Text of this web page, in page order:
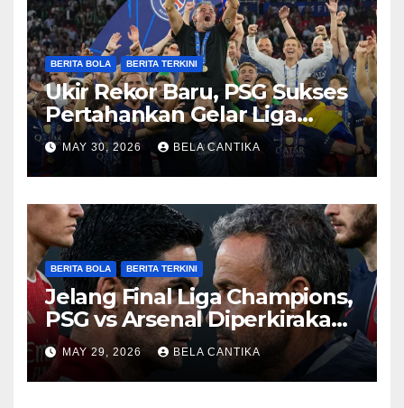
BERITA BOLA BERITA TERKINI
Ukir Rekor Baru, PSG Sukses
Pertahankan Gelar Liga
Champions
MAY 30, 2026 BELA CANTIKA
BERITA BOLA BERITA TERKINI
Jelang Final Liga Champions,
PSG vs Arsenal Diperkirakan
Sengit
MAY 29, 2026 BELA CANTIKA